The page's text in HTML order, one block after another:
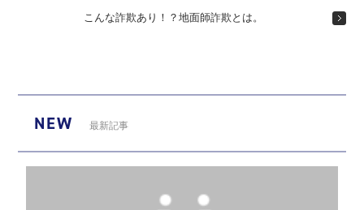
こんな詐欺あり！？地面師詐欺とは。
NEW 最新記事